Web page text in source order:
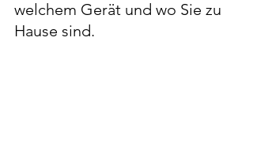
welchem Gerät und wo Sie zu
Hause sind.